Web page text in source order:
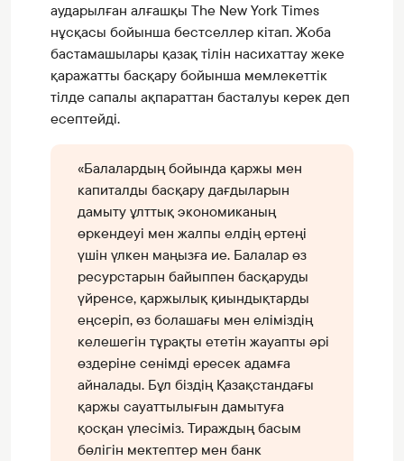
аударылған алғашқы The New York Times
нұсқасы бойынша бестселлер кітап. Жоба
бастамашылары қазақ тілін насихаттау жеке
қаражатты басқару бойынша мемлекеттік
тілде сапалы ақпараттан басталуы керек деп
есептейді.
«Балалардың бойында қаржы мен
капиталды басқару дағдыларын
дамыту ұлттық экономиканың
өркендеуі мен жалпы елдің ертеңі
үшін үлкен маңызға ие. Балалар өз
ресурстарын байыппен басқаруды
үйренсе, қаржылық қиындықтарды
еңсеріп, өз болашағы мен еліміздің
келешегін тұрақты ететін жауапты әрі
өздеріне сенімді ересек адамға
айналады. Бұл біздің Қазақстандағы
қаржы сауаттылығын дамытуға
қосқан үлесіміз. Тираждың басым
бөлігін мектептер мен банк